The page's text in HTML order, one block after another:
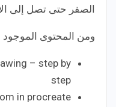
الصفر حتى تصل إلى
ومن المحتوى الموجود
– step by
step
in procreate